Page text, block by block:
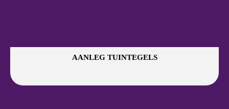
AANLEG TUINTEGELS